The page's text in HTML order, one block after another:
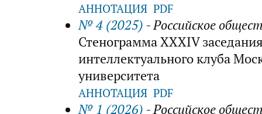
АННОТАЦИЯ PDF
№ 4 (2025) - Российское
Стенограмма XXXIV
интеллектуального клуба
университета
АННОТАЦИЯ PDF
№ 1 (2026) - Российское